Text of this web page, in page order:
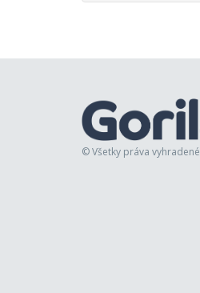
© Všetky práva vyhradené